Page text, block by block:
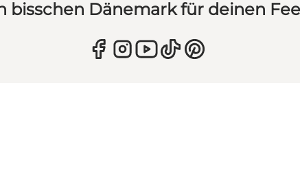
bisschen Dänemark für deinen